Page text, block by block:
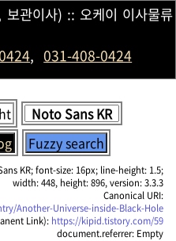
관이사) :: 오케이 이사물류
, 031-408-0424
Fuzzy search
KR; font-size: 16px; line-height: 1.5;
width: 448, height: 896, version: 3.3.3
Canonical URI:
Another-Universe-inside-Black-Hole
Link): https://kipid.tistory.com/59
document.referrer: Empty